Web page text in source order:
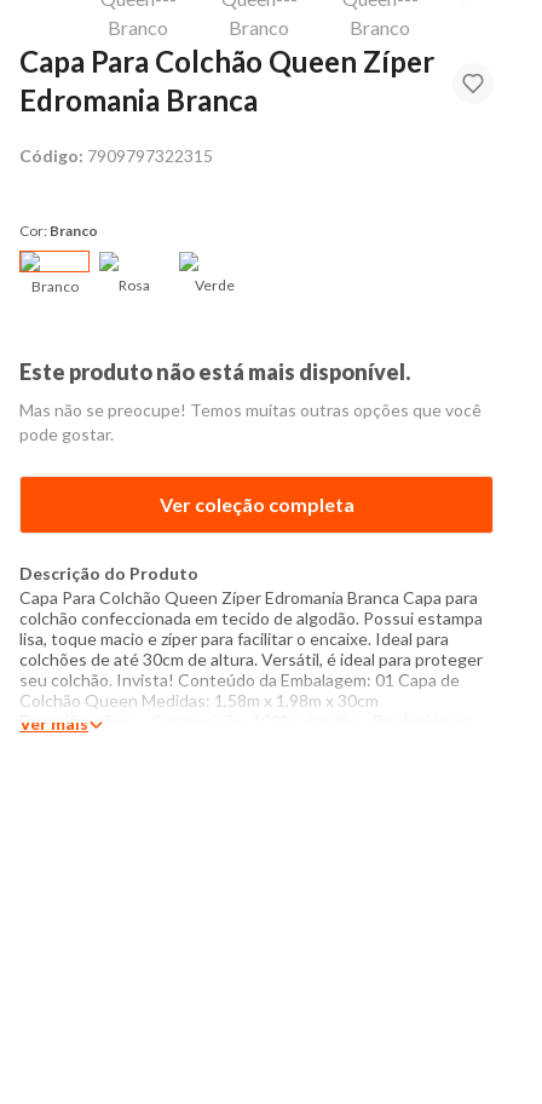
Capa Para Colchão Queen Zíper
Edromania Branca
Código: 7909797322315
Cor: Branco
Branco Rosa Verde
Este produto não está mais disponível.
Mas não se preocupe! Temos muitas outras opções que você
pode gostar.
Ver coleção completa
Descrição do Produto
Capa Para Colchão Queen Zíper Edromania Branca Capa para
colchão confeccionada em tecido de algodão. Possui estampa
lisa, toque macio e zíper para facilitar o encaixe. Ideal para
colchões de até 30cm de altura. Versátil, é ideal para proteger
seu colchão. Invista! Conteúdo da Embalagem: 01 Capa de
Colchão Queen Medidas: 1,58m x 1,98m x 30cm
Especificações: - Composição: 100% algodão - Produzido no
Ver mais